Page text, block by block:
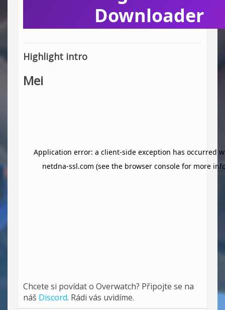
Highlight intro
Mei
Chcete si povídat o Overwatch? Připojte se na
náš Discord. Rádi vás uvidíme.